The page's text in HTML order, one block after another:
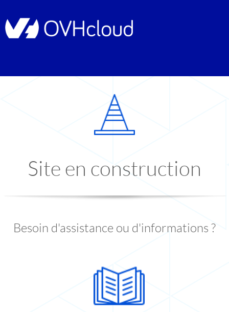
Site en construction
Besoin d'assistance ou d'informations ?